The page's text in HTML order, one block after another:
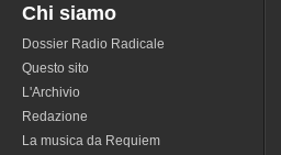
Chi siamo
Dossier Radio Radicale
Questo sito
L'Archivio
Redazione
La musica da Requiem